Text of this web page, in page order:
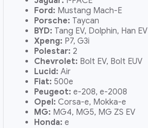
Ford: Mustang Mach-E
Porsche: Taycan
BYD: Tang EV, Dolphin, Han EV
Xpeng: P7, G3i
Polestar: 2
Chevrolet: Bolt EV, Bolt EUV
Lucid:Air
Fiat: 500e
Peugeot:e-208, e-2008
Opel:Corsa-e, Mokka-e
MG: MG4, MG5, MG ZS EV
Honda:e